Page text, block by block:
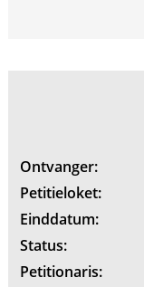
Ontvanger:
Petitieloket:
Einddatum:
Status:
Petitionaris: